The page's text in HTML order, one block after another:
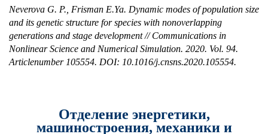
Neverova G. P., Frisman E.Ya. Dynamic modes of population size
and its genetic structure for species with nonoverlapping
generations and stage development // Communications in
Nonlinear Science and Numerical Simulation. 2020. Vol. 94.
Articlenumber105554. DOI: 10.1016/j.cnsns.2020.105554.
Отделение энергетики,
машиностроения, механики и